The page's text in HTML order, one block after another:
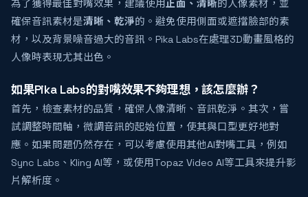
為了獲得最佳對嘴效果，建議使用正面、清晰的人像素材，並
確保音訊素材是清晰、乾淨的。避免使用側面或遮擋臉部的素
材，以及背景噪音過大的音訊。Pika Labs在處理3D動畫風格的
人像時表現尤其出色。
如果Pika Labs的對嘴效果不夠理想，該怎麼辦？
首先，檢查素材的品質，確保人像清晰、音訊乾淨。其次，嘗
試調整時間軸，微調音訊的起始位置，使其與口型更好地對
應。如果問題仍然存在，可以考慮使用其他AI對嘴工具，例如
Sync Labs、Kling AI等，或使用Topaz Video AI等工具來提升影
片解析度。